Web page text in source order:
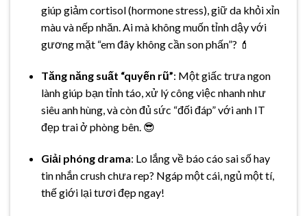
giúp giảm cortisol (hormone stress), giữ da khỏi xỉn
màu và nếp nhăn. Ai mà không muốn tỉnh dậy với
gương mặt “em đây không cần son phấn”? 💄
Tăng năng suất “quyến rũ”: Một giấc trưa ngon
lành giúp bạn tỉnh táo, xử lý công việc nhanh như
siêu anh hùng, và còn đủ sức “đối đáp” với anh IT
đẹp trai ở phòng bên. 😎
Giải phóng drama: Lo lắng về báo cáo sai số hay
tin nhắn crush chưa rep? Ngáp một cái, ngủ một tí,
thế giới lại tươi đẹp ngay!